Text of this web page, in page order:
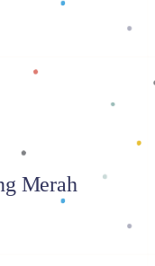
Merah